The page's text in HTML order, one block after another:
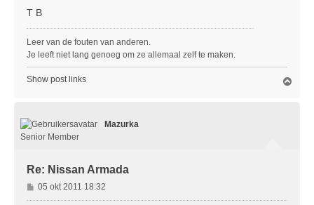
T B
Leer van de fouten van anderen.
Je leeft niet lang genoeg om ze allemaal zelf te maken.
Show post links
Mazurka
Senior Member
Re: Nissan Armada
B
e
05 okt 2011 18:32